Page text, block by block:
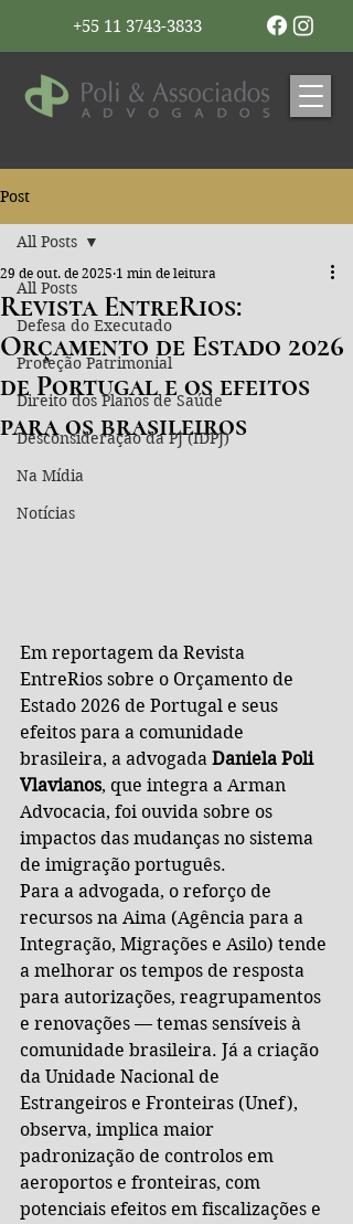
+55 11 3743-3833
Post
All Posts
Defesa do Executado
Proteção Patrimonial
Direito dos Planos de Saúde
Desconsideração da PJ (IDPJ)
Na Mídia
Notícias
All Posts
Revista EntreRios:
Orçamento de Estado 2026
de Portugal e os efeitos
para os brasileiros
29 de out. de 2025 1 min de leitura
Em reportagem da Revista
EntreRios sobre o Orçamento de
Estado 2026 de Portugal e seus
efeitos para a comunidade
brasileira, a advogada Daniela Poli
Vlavianos, que integra a Arman
Advocacia, foi ouvida sobre os
impactos das mudanças no sistema
de imigração português.
Para a advogada, o reforço de
recursos na Aima (Agência para a
Integração, Migrações e Asilo) tende
a melhorar os tempos de resposta
para autorizações, reagrupamentos
e renovações — temas sensíveis à
comunidade brasileira. Já a criação
da Unidade Nacional de
Estrangeiros e Fronteiras (Unef),
observa, implica maior
padronização de controlos em
aeroportos e fronteiras, com
potenciais efeitos em fiscalizações e